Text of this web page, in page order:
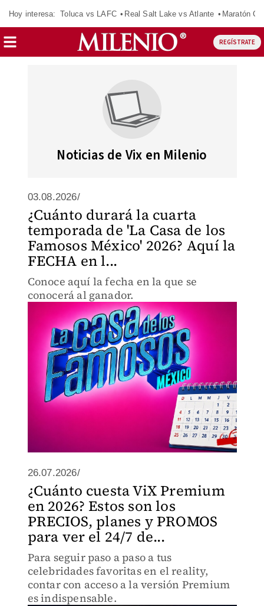
Hoy interesa: Toluca vs LAFC Real Salt Lake vs Atlante Maratón
REGÍSTRATE
Noticias de Vix en Milenio
03.08.2026/
¿Cuánto durará la cuarta
temporada de 'La Casa de los
Famosos México' 2026? Aquí la
FECHA en l...
Conoce aquí la fecha en la que se
conocerá al ganador.
26.07.2026/
¿Cuánto cuesta ViX Premium
en 2026? Estos son los
PRECIOS, planes y PROMOS
para ver el 24/7 de...
Para seguir paso a paso a tus
celebridades favoritas en el reality,
contar con acceso a la versión Premium
es indispensable.